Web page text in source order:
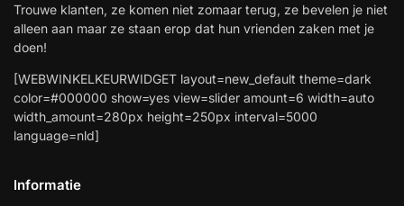
Trouwe klanten, ze komen niet zomaar terug, ze bevelen je niet
alleen aan maar ze staan erop dat hun vrienden zaken met je
doen!
[WEBWINKELKEURWIDGET layout=new_default theme=dark
color=#000000 show=yes view=slider amount=6 width=auto
width_amount=280px height=250px interval=5000
language=nld]
Informatie